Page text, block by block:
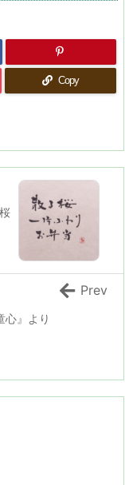
Copy
』より
Prev